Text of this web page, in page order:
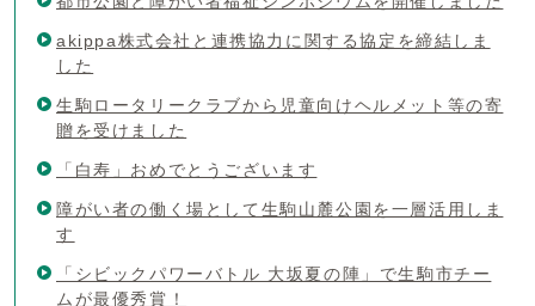
akippa株式会社と連携協力に関する協定を締結しま
した
生駒ロータリークラブから児童向けヘルメット等の寄
贈を受けました
「白寿」おめでとうございます
障がい者の働く場として生駒山麓公園を一層活用しま
す
「シビックパワーバトル 大坂夏の陣」で生駒市チー
ムが最優秀賞！